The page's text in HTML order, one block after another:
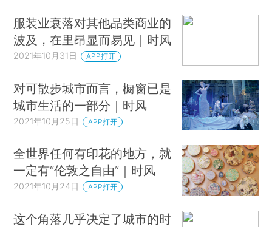
服装业衰落对其他品类商业的
波及，在里昂显而易见｜时风
2021年10月31日 APP打开
对可散步城市而言，橱窗已是
城市生活的一部分｜时风
2021年10月25日 APP打开
全世界任何有印花的地方，就
一定有“伦敦之自由”｜时风
2021年10月24日 APP打开
这个角落几乎决定了城市的时